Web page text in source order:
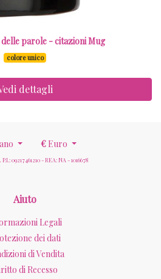
parole - citazioni Mug
colore unico
dettagli
€Euro
09217461210 - REA: NA - 1016678
Aiuto
Legali
dei dati
di Vendita
di Recesso